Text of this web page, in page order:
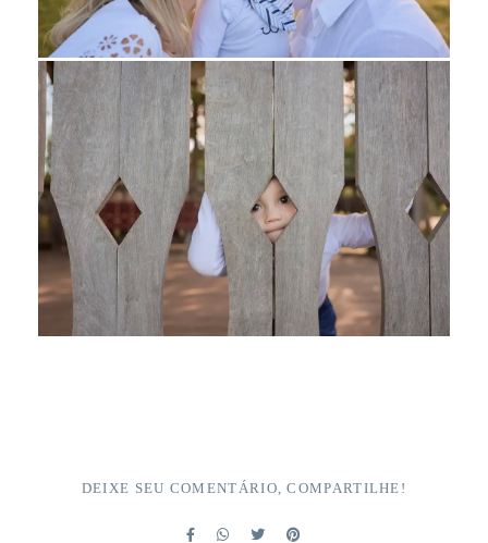
DEIXE SEU COMENTÁRIO, COMPARTILHE!